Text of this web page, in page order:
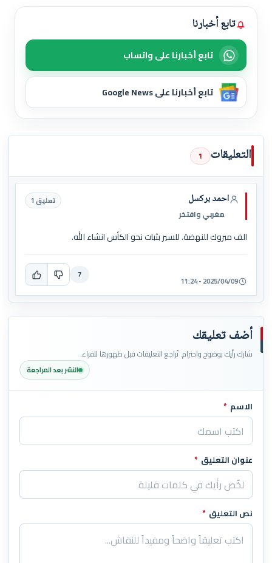
تابع أخبارنا
تابع أخبارنا على واتساب
تابع أخبارنا على Google News
التعليقات 1
احمد بركسل
مغربي وافتخر
تعليق 1
الف مبروك للنهضة. للسير بثبات نحو الكأس انشاء الله.
2025/04/09 - 11:24
7
أضف تعليقك
شارك رأيك بوضوح واحترام. تُراجع التعليقات قبل ظهورها للقراء.
النشر بعد المراجعة
اترك هذا الحقل فارغاً
الاسم *
عنوان التعليق *
نص التعليق *